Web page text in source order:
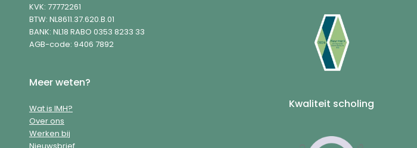
KVK: 77772261
BTW: NL8611.37.620.B.01
BANK: NL18 RABO 0353 8233 33
AGB-code: 9406 7892
Meer weten?
Wat is IMH?
Over ons
Werken bij
Nieuwsbrief
Kwaliteit scholing